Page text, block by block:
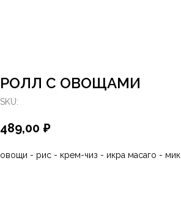
РОЛЛ С ОВОЩАМИ
SKU:
489,00 ₽
овощи - рис - крем-чиз - икра масаго -